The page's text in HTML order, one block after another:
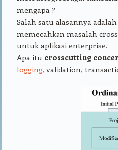
mengapa ?
Salah satu alasannya
memecahkan masalah
untuk aplikasi enterprise.
Apa itu crosscutting
logging, validation,